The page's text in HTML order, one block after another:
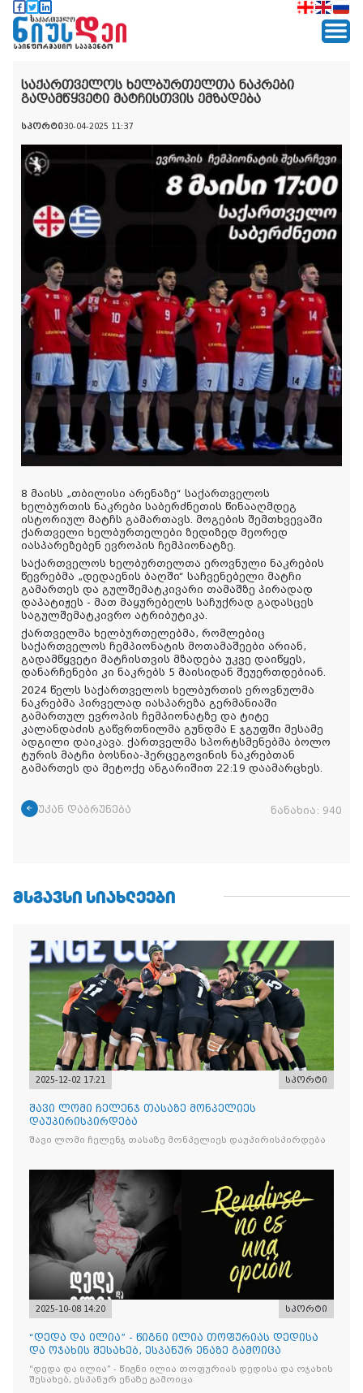
საქართველოს ხელბურთელთა ნაკრები
გადამწყვეტი მატჩისთვის ემზადება
სპორტი30-04-2025 11:37
8 მაისს „თბილისი არენაზე“ საქართველოს
ხელბურთის ნაკრები საბერძნეთის წინააღმდეგ
ისტორიულ მატჩს გამართავს. მოგების შემთხვევაში
ქართველი ხელბურთელები ზედიზედ მეორედ
იასპარეზებენ ევროპის ჩემპიონატზე.
საქართველოს ხელბურთელთა ეროვნული ნაკრების
წევრებმა „დედაენის ბაღში“ საჩვენებელი მატჩი
გამართეს და გულშემატკივარი თამაშზე პირადად
დაპატიჟეს - მათ მაყურებელს საჩუქრად გადასცეს
საგულშემატკივრო ატრიბუტიკა.
ქართველმა ხელბურთელებმა, რომლებიც
საქართველოს ჩემპიონატის მოთამაშეები არიან,
გადამწყვეტი მატჩისთვის მზადება უკვე დაიწყეს,
დანარჩენები კი ნაკრებს 5 მაისიდან შეუერთდებიან.
2024 წელს საქართველოს ხელბურთის ეროვნულმა
ნაკრებმა პირველად იასპარეზა გერმანიაში
გამართულ ევროპის ჩემპიონატზე და ტიტე
კალანდაძის გაწვრთნილმა გუნდმა E ჯგუფში მესამე
ადგილი დაიკავა. ქართველმა სპორტსმენებმა ბოლო
ტურის მატჩი ბოსნია-ჰერცეგოვინის ნაკრებთან
გამართეს და მეტოქე ანგარიშით 22:19 დაამარცხეს.
უკან დაბრუნება ნანახია: 940
ᲛᲡᲒᲐᲕᲡᲘ ᲡᲘᲐᲮᲚᲔᲔᲑᲘ
2025-12-02 17:21 სპორტი
შავი ლომი ჩელენჯ თასაზე მონპელიეს
დაუპირისპირდება
შავი ლომი ჩელენჯ თასაზე მონპელიეს დაუპირისპირდება
2025-10-08 14:20 სპორტი
“დედა და ილია” - წიგნი ილია თოფურიას დედისა
და ოჯახის შესახებ, ესპანურ ენაზე გამოიცა
“დედა და ილია” - წიგნი ილია თოფურიას დედისა და ოჯახის
შესახებ, ესპანურ ენაზე გამოიცა